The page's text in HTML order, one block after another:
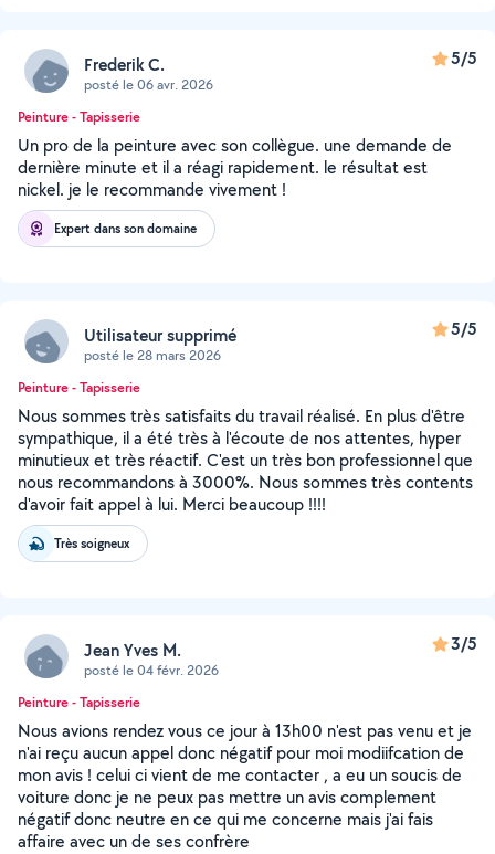
Frederik C.
posté le 06 avr. 2026
5/5
Peinture - Tapisserie
Un pro de la peinture avec son collègue. une demande de
dernière minute et il a réagi rapidement. le résultat est
nickel. je le recommande vivement !
Expert dans son domaine
Utilisateur supprimé
posté le 28 mars 2026
5/5
Peinture - Tapisserie
Nous sommes très satisfaits du travail réalisé. En plus d'être
sympathique, il a été très à l'écoute de nos attentes, hyper
minutieux et très réactif. C'est un très bon professionnel que
nous recommandons à 3000%. Nous sommes très contents
d'avoir fait appel à lui. Merci beaucoup !!!!
Très soigneux
Jean Yves M.
posté le 04 févr. 2026
3/5
Peinture - Tapisserie
Nous avions rendez vous ce jour à 13h00 n'est pas venu et je
n'ai reçu aucun appel donc négatif pour moi modiifcation de
mon avis ! celui ci vient de me contacter , a eu un soucis de
voiture donc je ne peux pas mettre un avis complement
négatif donc neutre en ce qui me concerne mais j'ai fais
affaire avec un de ses confrère